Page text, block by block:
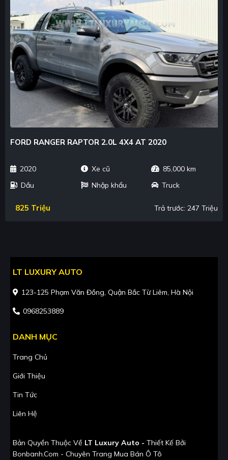
FORD RANGER RAPTOR 2.0L 4X4 AT 2020
2020 Xe cũ
85,000 km
Dầu
Nhập khẩu Truck
825 Triệu Trả trước: 247 Triệu
LT LUXURY AUTO
123-125 Phạm Văn Đồng, Quận Bắc Từ Liêm, Hà Nội
0968253889
DANH MỤC
Trang Chủ
Giới Thiệu
Tin Tức
Liên Hệ
Bản Quyền Thuộc Về LT Luxury Auto - Thiết Kế Bởi
Bonbanh.com - Chuyên Trang Mua Bán Ô Tô